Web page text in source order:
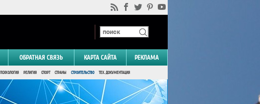
ОБРАТНАЯ СВЯЗЬ КАРТА САЙТА РЕКЛАМА
ПСИХОЛОГИЯ РЕЛИГИЯ СПОРТ СТРАНЫ СТРОИТЕЛЬСТВО ТЕХ. ДОКУМЕНТАЦИЯ